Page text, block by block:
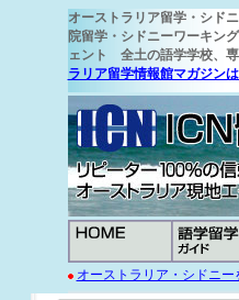
オーストラリア留学・シド
院留学・シドニーワーキン
ェント 全土の語学学校、
ラリア留学情報館マガジン
オーストラリア・シドニー